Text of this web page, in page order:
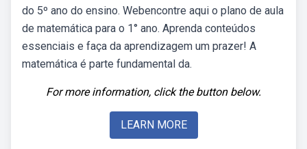
do 5º ano do ensino. Webencontre aqui o plano de aula
de matemática para o 1° ano. Aprenda conteúdos
essenciais e faça da aprendizagem um prazer! A
matemática é parte fundamental da.
For more information, click the button below.
LEARN MORE